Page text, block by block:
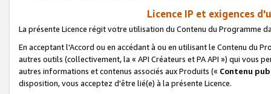
Licence IP et exigences
La présente Licence régit votre utilisation du Contenu du Programme
En acceptant l'Accord ou en accédant à ou en utilisant le Contenu du
autres outils (collectivement, la « API Créateurs et PA API ») qui vous
autres informations et contenus associés aux Produits (« Contenu
disposition, vous acceptez d'être lié(e) à la présente Licence.